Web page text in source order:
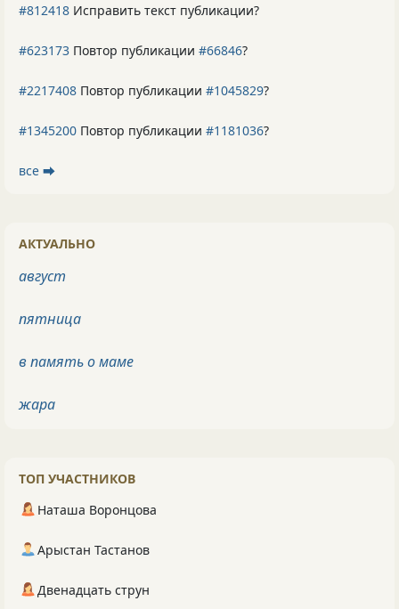
#812418 Исправить текст публикации?
#623173 Повтор публикации #66846?
#2217408 Повтор публикации #1045829?
#1345200 Повтор публикации #1181036?
все ⮕
АКТУАЛЬНО
август
пятница
в память о маме
жара
ТОП УЧАСТНИКОВ
Наташа Воронцова
Арыстан Тастанов
Двенадцать струн